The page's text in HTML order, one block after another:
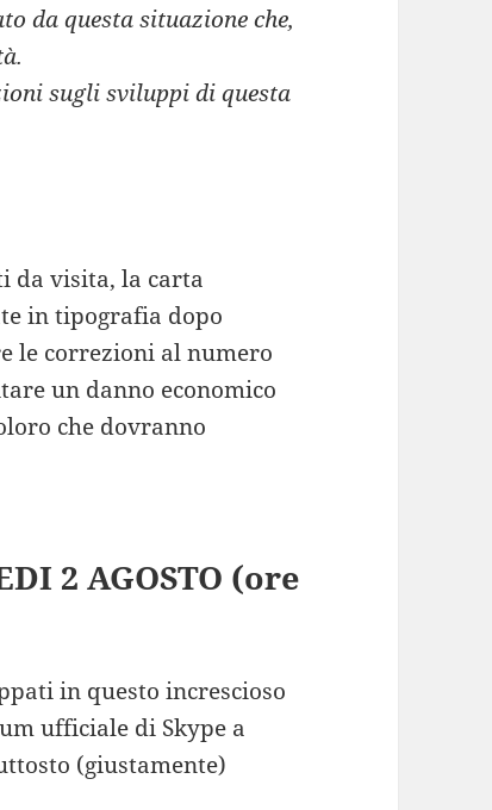
da questa situazione che,
sugli sviluppi di questa
da visita, la carta
in tipografia dopo
le correzioni al numero
un danno economico
che dovranno
2 AGOSTO (ore
in questo increscioso
ufficiale di Skype a
(giustamente)